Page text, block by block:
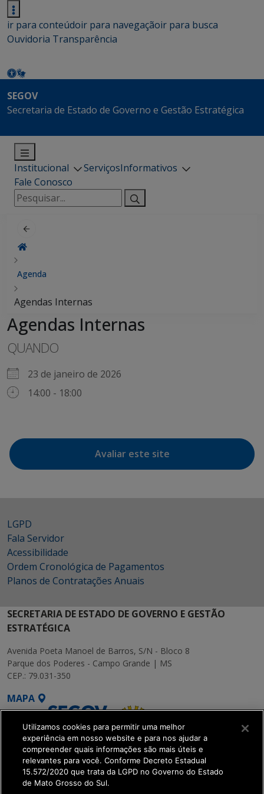
ir para conteúdoir para navegaçãoir para busca
Ouvidoria Transparência
SEGOV
Secretaria de Estado de Governo e Gestão Estratégica
Institucional ServiçosInformativos
Fale Conosco
Pesquisar
por:
Agenda
Agendas Internas
Agendas Internas
QUANDO
23 de janeiro de 2026
14:00 - 18:00
Avaliar este site
LGPD
Fala Servidor
Acessibilidade
Ordem Cronológica de Pagamentos
Planos de Contratações Anuais
SECRETARIA DE ESTADO DE GOVERNO E GESTÃO
ESTRATÉGICA
Avenida Poeta Manoel de Barros, S/N - Bloco 8
Parque dos Poderes - Campo Grande | MS
CEP.: 79.031-350
MAPA
SETDIG | Secretaria-
Executiva de
Utilizamos cookies para permitir uma melhor
experiência em nosso website e para nos ajudar a
compreender quais informações são mais úteis e
relevantes para você. Conforme Decreto Estadual
15.572/2020 que trata da LGPD no Governo do Estado
de Mato Grosso do Sul.